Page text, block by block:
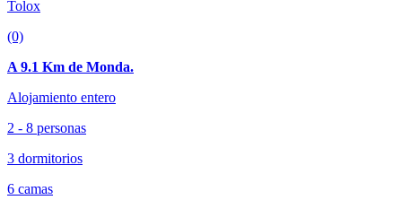
Tolox
(0)
A 9.1 Km de Monda.
Alojamiento entero
2 - 8 personas
3 dormitorios
6 camas